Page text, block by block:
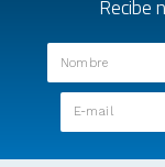
Recibe